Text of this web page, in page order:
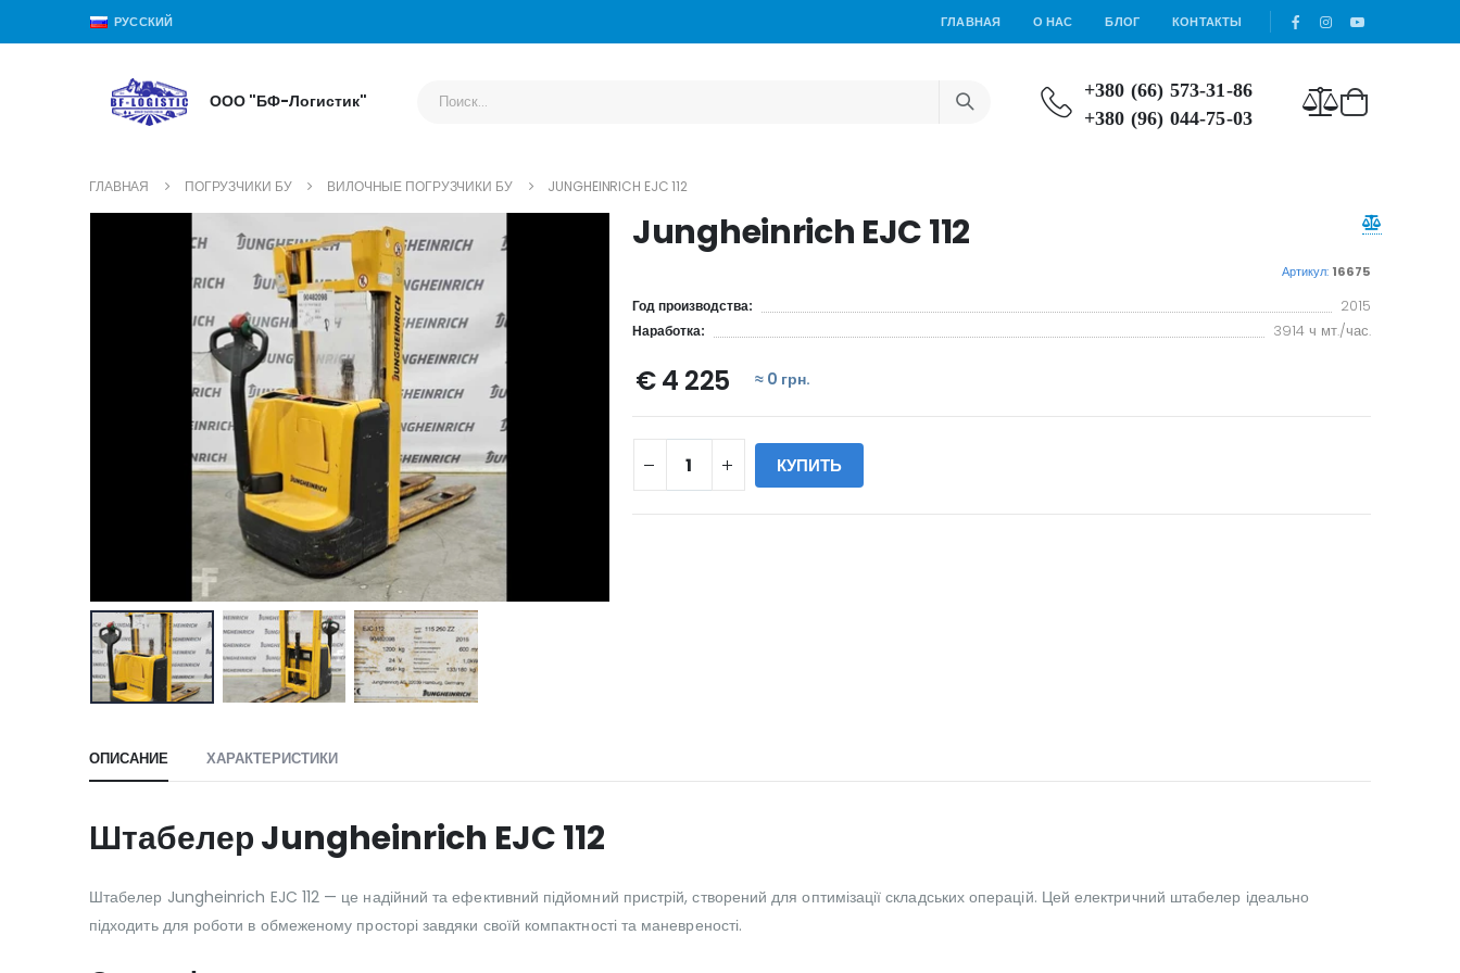
РУССКИЙ ГЛАВНАЯ О НАС БЛОГ КОНТАКТЫ
ООО "БФ-Логистик"
+380 (66) 573-31-86
+380 (96) 044-75-03
ГЛАВНАЯ ПОГРУЗЧИКИ БУ ВИЛОЧНЫЕ ПОГРУЗЧИКИ БУ JUNGHEINRICH EJC 112
Jungheinrich EJC 112
Артикул: 16675
Год производства: 2015
Наработка: 3914 ч мт./час.
€ 4 225 ≈ 0 грн.
КУПИТЬ
ОПИСАНИЕ ХАРАКТЕРИСТИКИ
Штабелер Jungheinrich EJC 112
Штабелер Jungheinrich EJC 112 — це надійний та ефективний підйомний пристрій, створений для оптимізації складських операцій. Цей електричний штабелер ідеально
підходить для роботи в обмеженому просторі завдяки своїй компактності та маневреності.